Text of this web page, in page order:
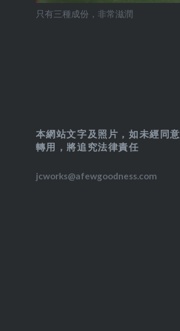
只有三種成份，非常滋潤
本網站文字及照片，如未經同意
轉用，將追究法律責任
jcworks@afewgoodness.com